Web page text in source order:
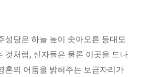
성당은 하늘 높이 솟아오른 등대모
것처럼, 신자들은 물론 이곳을 드나
혼의 어둠을 밝혀주는 보금자리가